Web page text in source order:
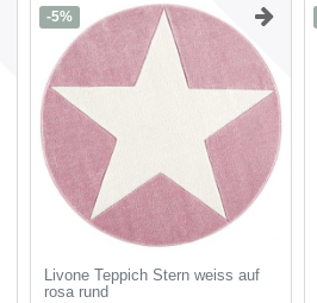
-5%
Livone Teppich Stern weiss auf
rosa rund